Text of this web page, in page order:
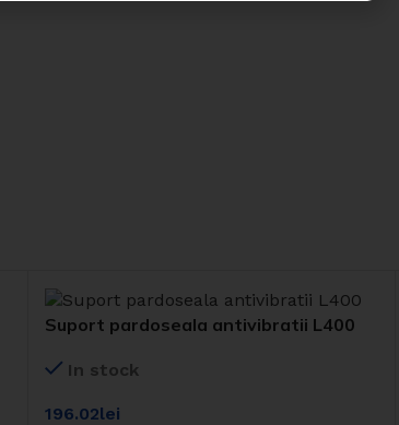
Suport pardoseala antivibratii L400
In stock
196.02lei